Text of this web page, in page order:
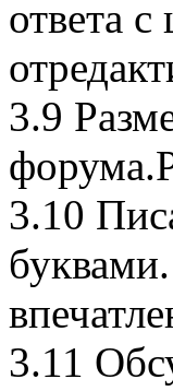
ответа
3.9
3.10
3.11